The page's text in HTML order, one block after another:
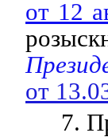
от 12
от
7.